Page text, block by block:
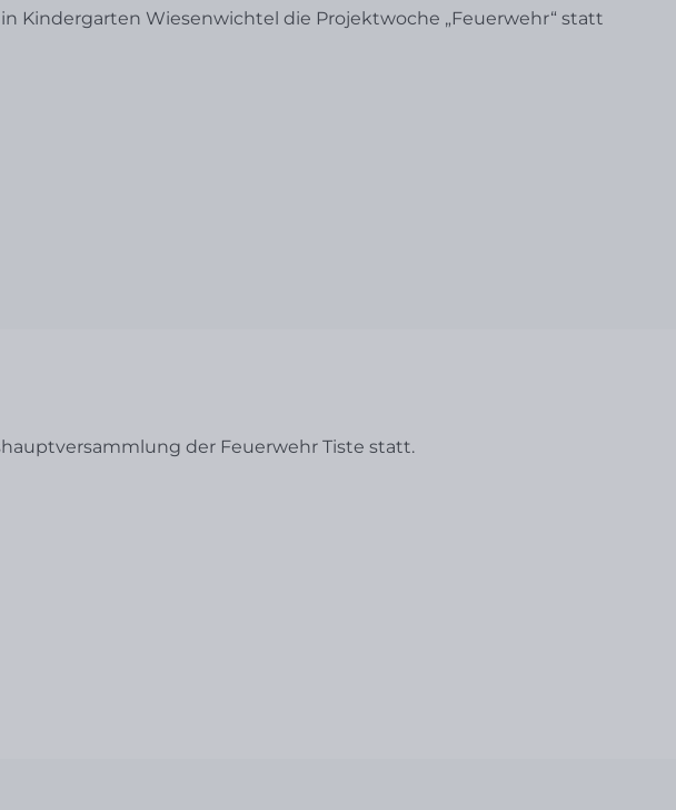
Kindergarten Wiesenwichtel die Projektwoche „Feuerwehr“ statt
der Feuerwehr Tiste statt.